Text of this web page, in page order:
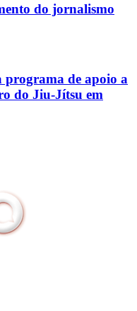
do jornalismo
de apoio a
do Jiu-Jítsu em